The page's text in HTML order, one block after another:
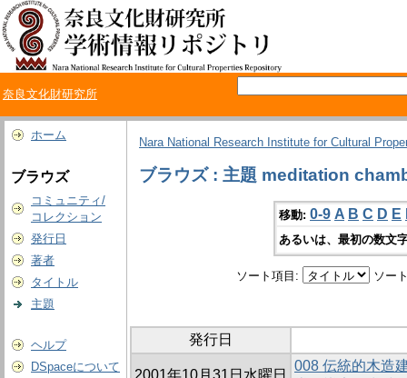
奈良文化財研究所
ホーム
ブラウズ
コミュニティ/
コレクション
発行日
著者
タイトル
主題
ヘルプ
DSpaceについて
Nara National Research Institute for Cultural
ブラウズ : 主題 meditation
移動: 0-9 A B C D E
あるいは、最初の数文
ソート項目: ソー
発行日
008 伝統的木造